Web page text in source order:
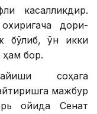
касалликдир.
дори-
бўлиб, ўн икки
ҳам бор.
соҳага
мажбур
ойида Сенат